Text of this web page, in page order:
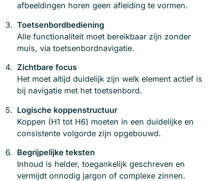
afbeeldingen horen geen afleiding te vormen.
Toetsenbordbediening
Alle functionaliteit moet bereikbaar zijn zonder
muis, via toetsenbordnavigatie.
Zichtbare focus
Het moet altijd duidelijk zijn welk element actief is
bij navigatie met het toetsenbord.
Logische koppenstructuur
Koppen (H1 tot H6) moeten in een duidelijke en
consistente volgorde zijn opgebouwd.
Begrijpelijke teksten
Inhoud is helder, toegankelijk geschreven en
vermijdt onnodig jargon of complexe zinnen.